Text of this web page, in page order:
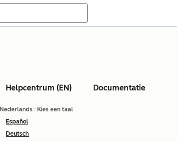
Helpcentrum (EN) Documentatie
Nederlands : Kies een taal
Español
Deutsch